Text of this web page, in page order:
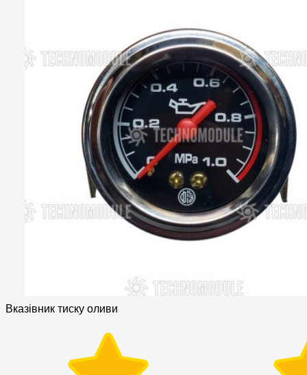
Вказівник тиску оливи